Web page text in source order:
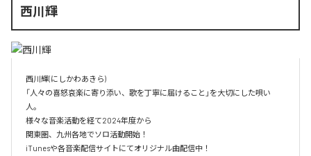
西川輝
西川輝(にしかわあきら)
「人々の喜怒哀楽に寄り添い、歌を丁寧に届けること」を大切にした唄い
人。
様々な音楽活動を経て2024年度から
関東圏、九州各地でソロ活動開始！
iTunesや各音楽配信サイトにてオリジナル曲配信中！